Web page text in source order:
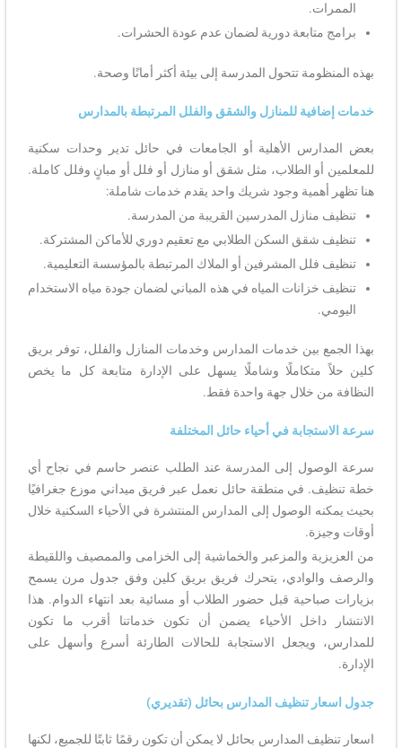
الممرات.
برامج متابعة دورية لضمان عدم عودة الحشرات.
بهذه المنظومة تتحول المدرسة إلى بيئة أكثر أمانًا وصحة.
خدمات إضافية للمنازل والشقق والفلل المرتبطة بالمدارس
بعض المدارس الأهلية أو الجامعات في حائل تدير وحدات سكنية
للمعلمين أو الطلاب، مثل شقق أو منازل أو فلل أو مبانٍ وفلل كاملة.
هنا تظهر أهمية وجود شريك واحد يقدم خدمات شاملة:
تنظيف منازل المدرسين القريبة من المدرسة.
تنظيف شقق السكن الطلابي مع تعقيم دوري للأماكن المشتركة.
تنظيف فلل المشرفين أو الملاك المرتبطة بالمؤسسة التعليمية.
تنظيف خزانات المياه في هذه المباني لضمان جودة مياه الاستخدام
اليومي.
بهذا الجمع بين خدمات المدارس وخدمات المنازل والفلل، توفر بريق
كلين حلاً متكاملًا وشاملًا يسهل على الإدارة متابعة كل ما يخص
النظافة من خلال جهة واحدة فقط.
سرعة الاستجابة في أحياء حائل المختلفة
سرعة الوصول إلى المدرسة عند الطلب عنصر حاسم في نجاح أي
خطة تنظيف. في منطقة حائل نعمل عبر فريق ميداني موزع جغرافيًا
بحيث يمكنه الوصول إلى المدارس المنتشرة في الأحياء السكنية خلال
أوقات وجيزة.
من العزيزية والمزعبر والخماشية إلى الخزامى والممصيف واللقيطة
والرصف والوادي، يتحرك فريق بريق كلين وفق جدول مرن يسمح
بزيارات صباحية قبل حضور الطلاب أو مسائية بعد انتهاء الدوام. هذا
الانتشار داخل الأحياء يضمن أن تكون خدماتنا أقرب ما تكون
للمدارس، ويجعل الاستجابة للحالات الطارئة أسرع وأسهل على
الإدارة.
جدول اسعار تنظيف المدارس بحائل (تقديري)
اسعار تنظيف المدارس بحائل لا يمكن أن تكون رقمًا ثابتًا للجميع، لكنها